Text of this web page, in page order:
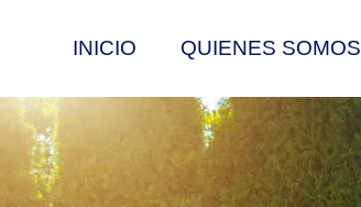
INICIO QUIENES SOMOS